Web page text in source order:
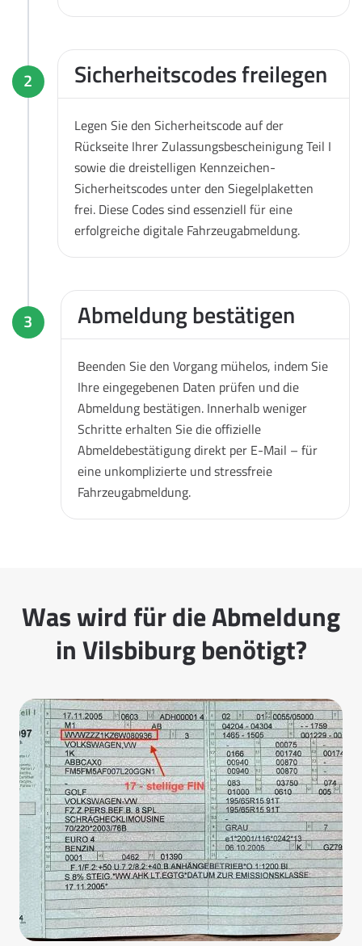
2 Sicherheitscodes freilegen
Legen Sie den Sicherheitscode auf der
Rückseite Ihrer Zulassungsbescheinigung Teil I
sowie die dreistelligen Kennzeichen-
Sicherheitscodes unter den Siegelplaketten
frei. Diese Codes sind essenziell für eine
erfolgreiche digitale Fahrzeugabmeldung.
3 Abmeldung bestätigen
Beenden Sie den Vorgang mühelos, indem Sie
Ihre eingegebenen Daten prüfen und die
Abmeldung bestätigen. Innerhalb weniger
Schritte erhalten Sie die offizielle
Abmeldebestätigung direkt per E-Mail – für
eine unkomplizierte und stressfreie
Fahrzeugabmeldung.
Was wird für die Abmeldung
in Vilsbiburg benötigt?